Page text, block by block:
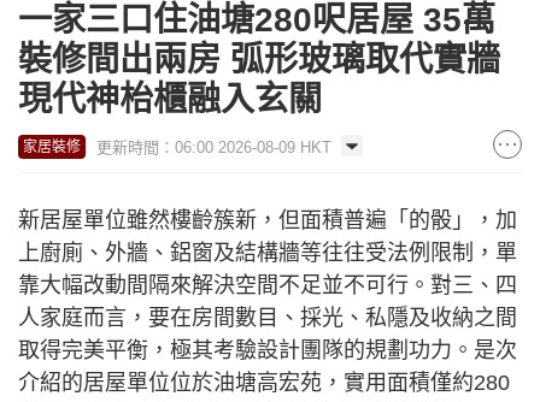
一家三口住油塘280呎居屋 35萬
裝修間出兩房 弧形玻璃取代實牆
現代神枱櫃融入玄關
家居裝修 更新時間：06:00 2026-08-09 HKT
新居屋單位雖然樓齡簇新，但面積普遍「的骰」，加
上廚廁、外牆、鋁窗及結構牆等往往受法例限制，單
靠大幅改動間隔來解決空間不足並不可行。對三、四
人家庭而言，要在房間數目、採光、私隱及收納之間
取得完美平衡，極其考驗設計團隊的規劃功力。是次
介紹的居屋單位位於油塘高宏苑，實用面積僅約280